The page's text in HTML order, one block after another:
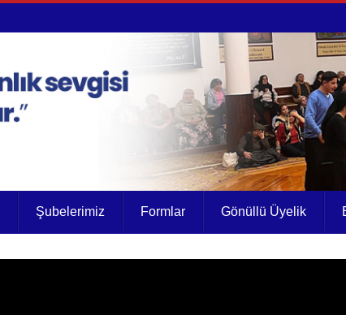
Şubelerimiz Formlar Gönüllü Üyelik